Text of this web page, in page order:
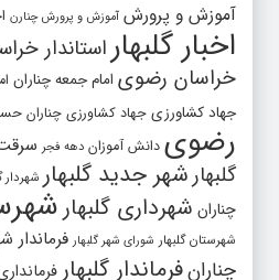
آموزش و پرورش آموزش و پرورش چنارن
اخبار گلبهار استاندار
خراسان رضوی امام جمعه چناران
جهاد کشاورزی جهاد کشاورزی چناران
رضوی دانش آموزان دهه فجر
گلبهار شهر جدید گلبهار شهردار
چناران شهرداری گلبهار
شهرستان گلبهار شورای شهر گلبهار فرماندار
چنارانفرماندار گلبهار